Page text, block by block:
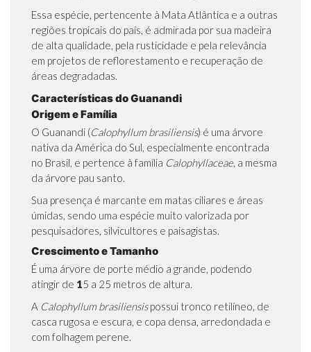
Essa espécie, pertencente à Mata Atlântica e a outras
regiões tropicais do país, é admirada por sua madeira
de alta qualidade, pela rusticidade e pela relevância
em projetos de reflorestamento e recuperação de
áreas degradadas.
Características do Guanandi
Origem e Família
O Guanandi (Calophyllum brasiliensis) é uma árvore
nativa da América do Sul, especialmente encontrada
no Brasil, e pertence à família Calophyllaceae, a mesma
da árvore pau santo.
Sua presença é marcante em matas ciliares e áreas
úmidas, sendo uma espécie muito valorizada por
pesquisadores, silvicultores e paisagistas.
Crescimento e Tamanho
É uma árvore de porte médio a grande, podendo
atingir de 15 a 25 metros de altura.
A Calophyllum brasiliensispossui tronco retilíneo, de
casca rugosa e escura, e copa densa, arredondada e
com folhagem perene.